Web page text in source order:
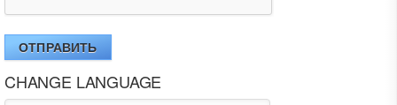
ОТПРАВИТЬ
CHANGE LANGUAGE